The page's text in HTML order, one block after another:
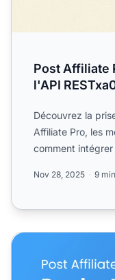
Post Affiliate
l'API
Découvrez la
Affiliate Pro, les
comment
Nov 28, 2025 9
Résumé des mises